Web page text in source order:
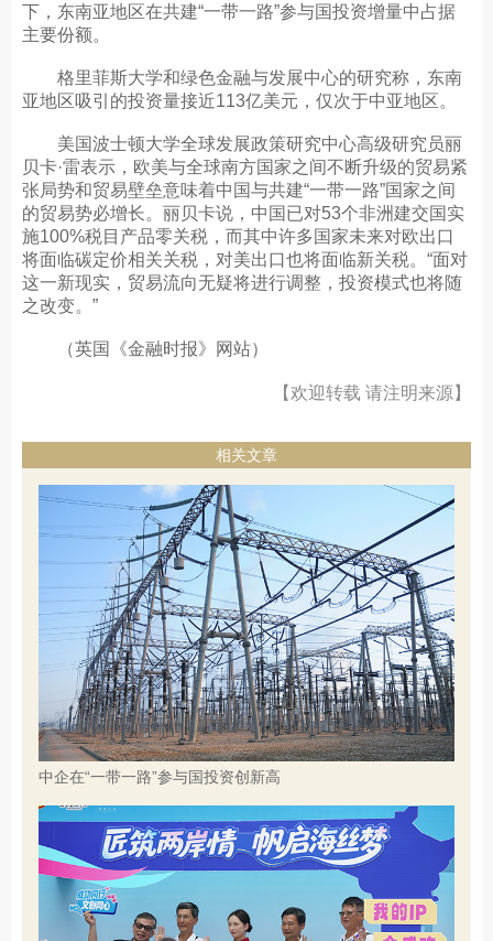
下，东南亚地区在共建“一带一路”参与国投资增量中占据
主要份额。
格里菲斯大学和绿色金融与发展中心的研究称，东南
亚地区吸引的投资量接近113亿美元，仅次于中亚地区。
美国波士顿大学全球发展政策研究中心高级研究员丽
贝卡·雷表示，欧美与全球南方国家之间不断升级的贸易紧
张局势和贸易壁垒意味着中国与共建“一带一路”国家之间
的贸易势必增长。丽贝卡说，中国已对53个非洲建交国实
施100%税目产品零关税，而其中许多国家未来对欧出口
将面临碳定价相关关税，对美出口也将面临新关税。“面对
这一新现实，贸易流向无疑将进行调整，投资模式也将随
之改变。”
（英国《金融时报》网站）
【欢迎转载 请注明来源】
相关文章
中企在“一带一路”参与国投资创新高